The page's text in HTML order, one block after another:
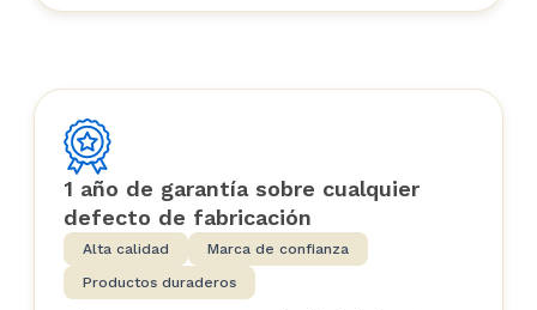
1 año de garantía sobre cualquier
defecto de fabricación
Alta calidad
Marca de confianza
Productos duraderos